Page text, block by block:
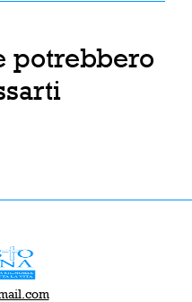
potrebbero